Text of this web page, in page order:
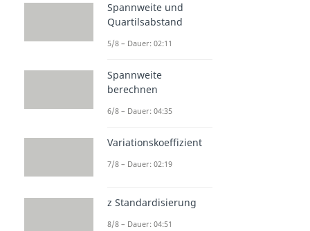
Spannweite und
Quartilsabstand
5/8 – Dauer: 02:11
Spannweite
berechnen
6/8 – Dauer: 04:35
Variationskoeffizient
7/8 – Dauer: 02:19
z Standardisierung
8/8 – Dauer: 04:51